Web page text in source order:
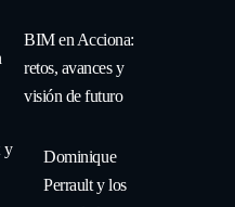
BIM en Acciona:
retos, avances y
Dominique